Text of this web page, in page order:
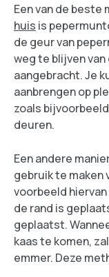
Een van de beste
huis is
de geur van
weg te blijven
aangebracht. Je
aanbrengen op
zoals
deuren.
Een andere
gebruik te maken
voorbeeld
de rand is
geplaatst.
kaas te komen,
emmer. Deze